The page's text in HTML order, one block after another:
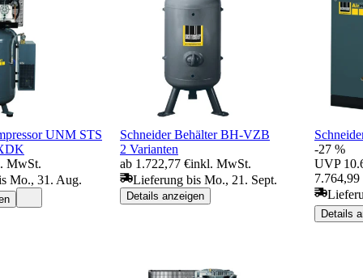
UNM STS
MwSt.
Mo., 31. Aug.
Schneider Behälter BH-VZB
2 Varianten
ab 1.722,77 €inkl. MwSt.
Lieferung bis Mo., 21. Sept.
Details anzeigen
-27 %
UVP
7.764,99
Details